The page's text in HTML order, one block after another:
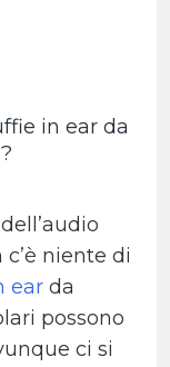
in ear da
niente di
ear da
possono
ci si